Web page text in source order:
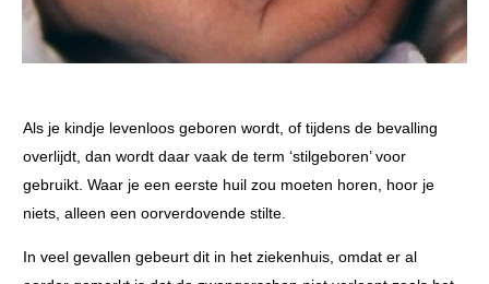
Als je kindje levenloos geboren wordt, of tijdens de bevalling
overlijdt, dan wordt daar vaak de term ‘stilgeboren’ voor
gebruikt. Waar je een eerste huil zou moeten horen, hoor je
niets, alleen een oorverdovende stilte.
In veel gevallen gebeurt dit in het ziekenhuis, omdat er al